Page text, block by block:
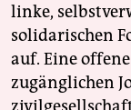
linke,
solidarischen
auf. Eine
zugänglichen